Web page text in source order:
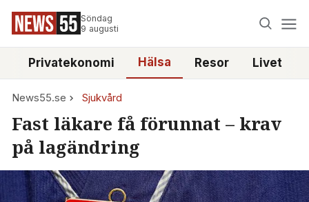
Söndag
9 augusti
Privatekonomi Hälsa Resor Livet
News55.se Sjukvård
Fast läkare få förunnat – krav
på lagändring